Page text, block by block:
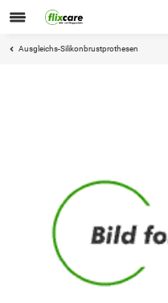
Ausgleichs-Silikonbrustprothesen